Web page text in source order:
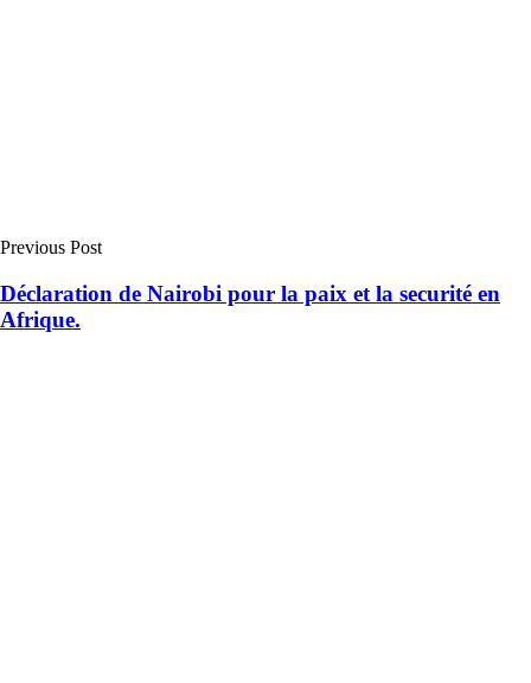
Previous Post
Déclaration de Nairobi pour la paix et la securité en
Afrique.